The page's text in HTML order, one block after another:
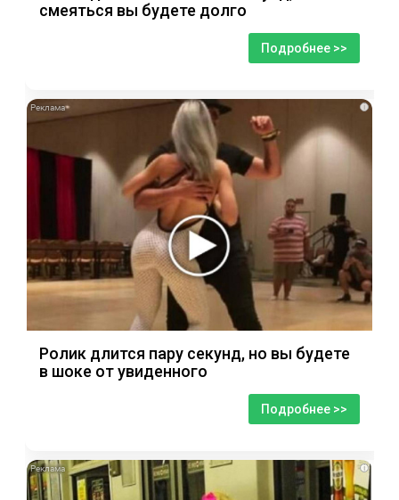
смеяться вы будете долго
Подробнее >>
i
Ролик длится пару секунд, но вы будете
в шоке от увиденного
Подробнее >>
i